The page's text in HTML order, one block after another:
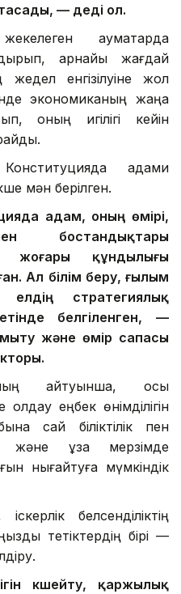
— деді ол.
аумақтарда
арнайы жағдай
енгізілуіне жол
экономиканың жаңа
оның игілігі кейін
адами
мән берілген.
адам, оның өмірі,
бостандықтары
жоғары құндылығы
Ал білім беру, ғылым
стратегиялық
белгіленген, —
және өмір сапасы
айтуынша, осы
еңбек өнімділігін
сай біліктілік пен
және ұзақ мерзімде
нығайтуға мүмкіндік
белсенділіктің
тетіктердің бірі —
күшейту, қаржылық